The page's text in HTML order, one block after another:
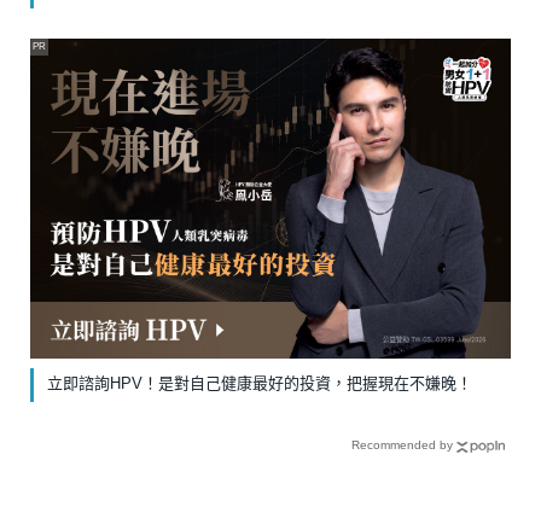
立即諮詢HPV！是對自己健康最好的投資，把握現在不嫌晚！
PR
Recommended by